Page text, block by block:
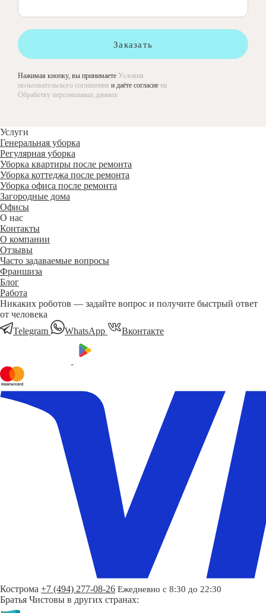
Заказать
Нажимая кнопку, вы принимаете Условия
пользовательского соглашения и даёте согласие на
Обработку персональных данных
Услуги
Генеральная уборка
Регулярная уборка
Уборка квартиры после ремонта
Уборка коттеджа после ремонта
Уборка офиса после ремонта
Загородные дома
Офисы
О нас
Контакты
О компании
Отзывы
Часто задаваемые вопросы
Франшиза
Блог
Работа
Никаких роботов — задайте вопрос и получите быстрый ответ
от человека
Telegram
WhatsApp Вконтакте
Кострома +7 (494) 277-08-26 Ежедневно с 8:30 до 22:30
Братья Чистовы в других странах: